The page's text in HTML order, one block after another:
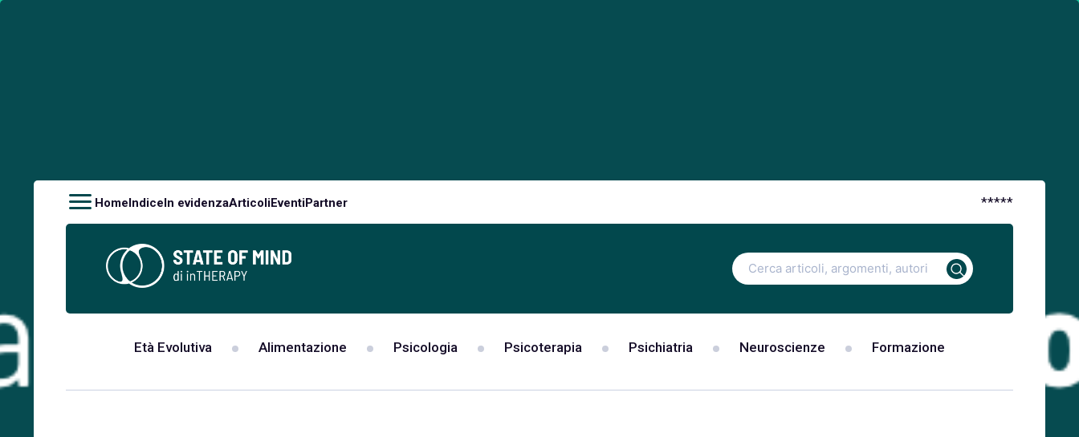
HomeIndiceIn evidenzaArticoliEventiPartner *****
Ricerca
per:
Età Evolutiva Alimentazione Psicologia Psicoterapia Psichiatria Neuroscienze Formazione